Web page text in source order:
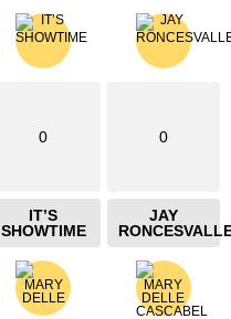
0
IT’S
SHOWTIME
0
JAY